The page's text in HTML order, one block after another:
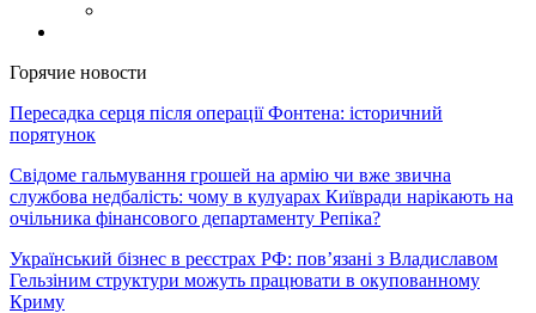
Горячие новости
Пересадка серця після операції Фонтена: історичний
порятунок
Свідоме гальмування грошей на армію чи вже звична
службова недбалість: чому в кулуарах Київради нарікають на
очільника фінансового департаменту Репіка?
Український бізнес в реєстрах РФ: пов’язані з Владиславом
Гельзіним структури можуть працювати в окупованному
Криму